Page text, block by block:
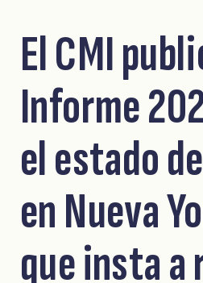
El CMI
Informe
el estado
en Nueva
que insta a